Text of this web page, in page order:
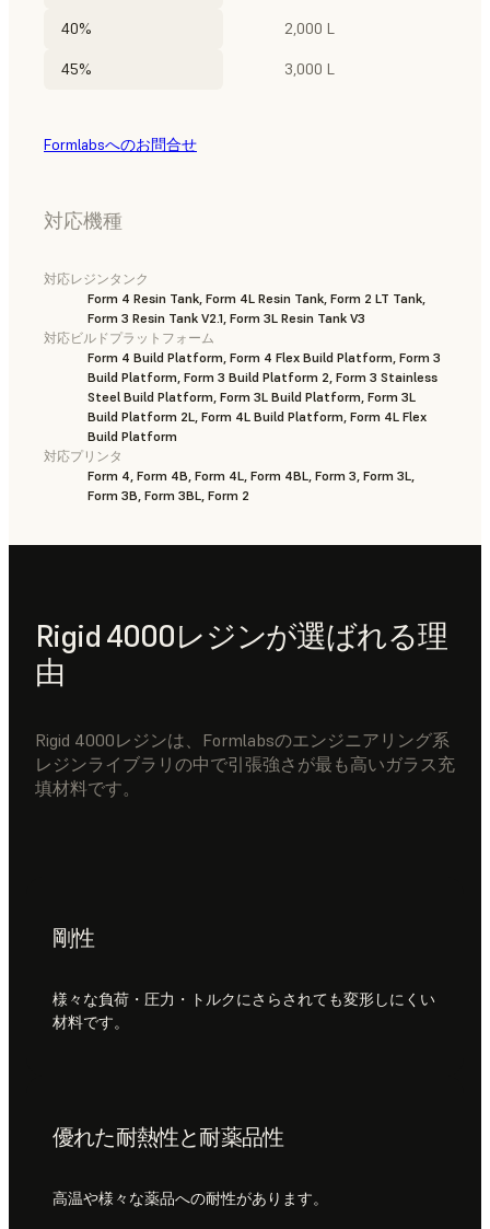
40% 2,000 L
45% 3,000 L
Formlabsへのお問合せ
対応機種
対応レジンタンク
Form 4 Resin Tank, Form 4L Resin Tank, Form 2 LT Tank,
Form 3 Resin Tank V2.1, Form 3L Resin Tank V3
対応ビルドプラットフォーム
Form 4 Build Platform, Form 4 Flex Build Platform, Form 3
Build Platform, Form 3 Build Platform 2, Form 3 Stainless
Steel Build Platform, Form 3L Build Platform, Form 3L
Build Platform 2L, Form 4L Build Platform, Form 4L Flex
Build Platform
対応プリンタ
Form 4, Form 4B, Form 4L, Form 4BL, Form 3, Form 3L,
Form 3B, Form 3BL, Form 2
Rigid 4000レジンが選ばれる理
由
Rigid 4000レジンは、Formlabsのエンジニアリング系
レジンライブラリの中で引張強さが最も高いガラス充
填材料です。
剛性
様々な負荷・圧力・トルクにさらされても変形しにくい
材料です。
優れた耐熱性と耐薬品性
高温や様々な薬品への耐性があります。